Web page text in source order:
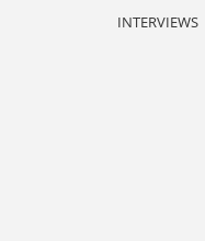
INTERVIEWS